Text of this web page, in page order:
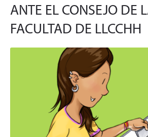
ANTE EL CONSEJO DE
FACULTAD DE LLCCHH